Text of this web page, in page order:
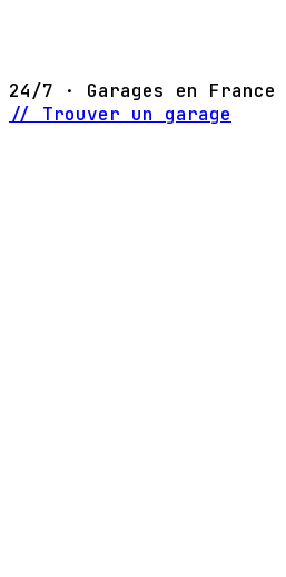
24/7 · Garages en France
// Trouver un garage